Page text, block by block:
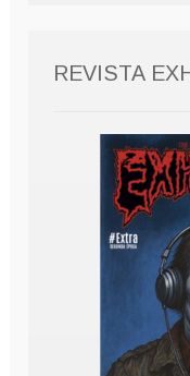
REVISTA